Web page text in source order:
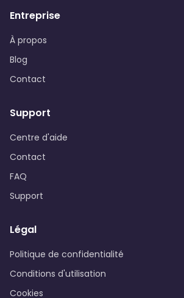
Entreprise
À propos
Blog
Contact
Support
Centre d'aide
Contact
FAQ
Support
Légal
Politique de confidentialité
Conditions d'utilisation
Cookies